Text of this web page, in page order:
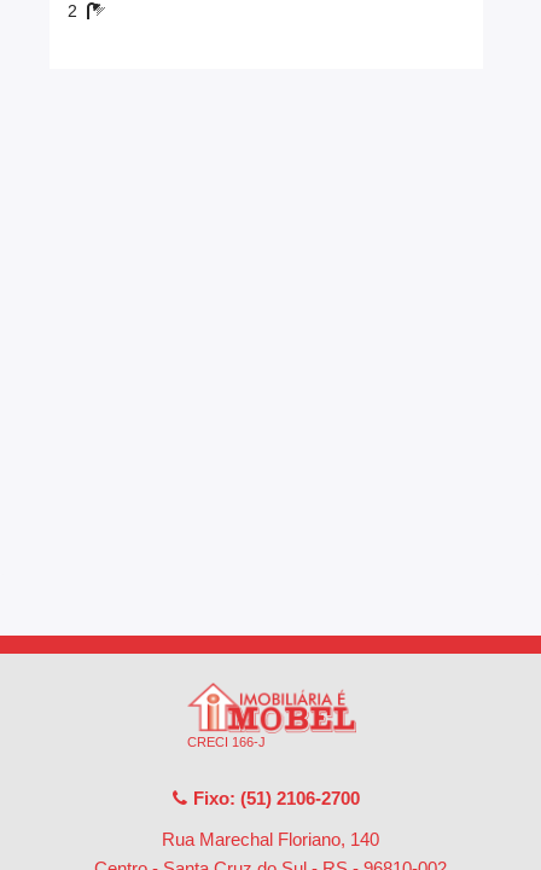
2
CRECI 166-J
Fixo: (51) 2106-2700
Rua Marechal Floriano, 140